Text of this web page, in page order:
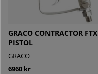
GRACO CONTRACTOR FTX
PISTOL
GRACO
6960 kr